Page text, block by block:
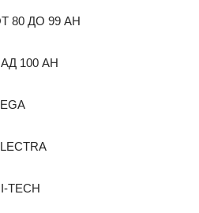
80 ДО 99 AH
100 AH
TECH